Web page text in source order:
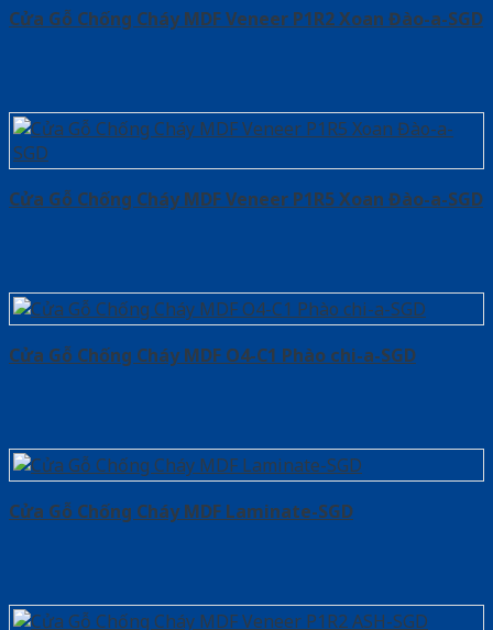
Cửa Gỗ Chống Cháy MDF Veneer P1R2 Xoan Đào-a-SGD
Cửa Gỗ Chống Cháy MDF Veneer P1R5 Xoan Đào-a-SGD
Cửa Gỗ Chống Cháy MDF O4-C1 Phào chi-a-SGD
Cửa Gỗ Chống Cháy MDF Laminate-SGD